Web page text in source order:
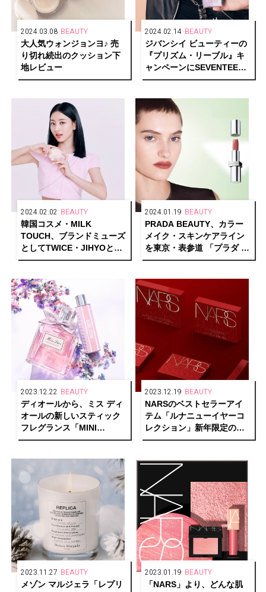
2024.03.08 BEAUTY
大人気ウォンジョンヨ♪ 売
り切れ続出のクッション下
地レビュー
2024.02.14 BEAUTY
ジバンシイ ビューティーの
『プリズム・リーブル』キ
ャンペーンにSEVENTEEN
のJOSHUAが登場
2024.02.02 BEAUTY
韓国コスメ・MILK
TOUCH、ブランドミューズ
としてTWICE・JIHYOと再
契約を発表
2024.01.19 BEAUTY
PRADA BEAUTY、カラー
メイク・スキンケアライン
を東京・表参道 「プラダ ビ
ューティ トウキョウ」にて
2023.12.22 BEAUTY
ディオールから、ミス ディ
オールの新しいスティック
フレグランス「MINI
MISS」誕生
2023.12.19 BEAUTY
NARSのベストセラーアイ
テム「ルナニューイヤーコ
レクション」新年限定の赤
パッケージで発売
2023.11.27 BEAUTY
メゾン マルジェラ「レプリ
2023.01.19 BEAUTY
「NARS」より、どんな肌